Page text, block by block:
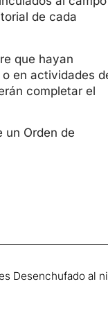
de cada
que hayan
en actividades
completar el
un Orden de
Desenchufado al